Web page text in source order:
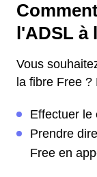
l'ADSL à
Vous
la fibre Free
Effectuer le
Prendre
Free en